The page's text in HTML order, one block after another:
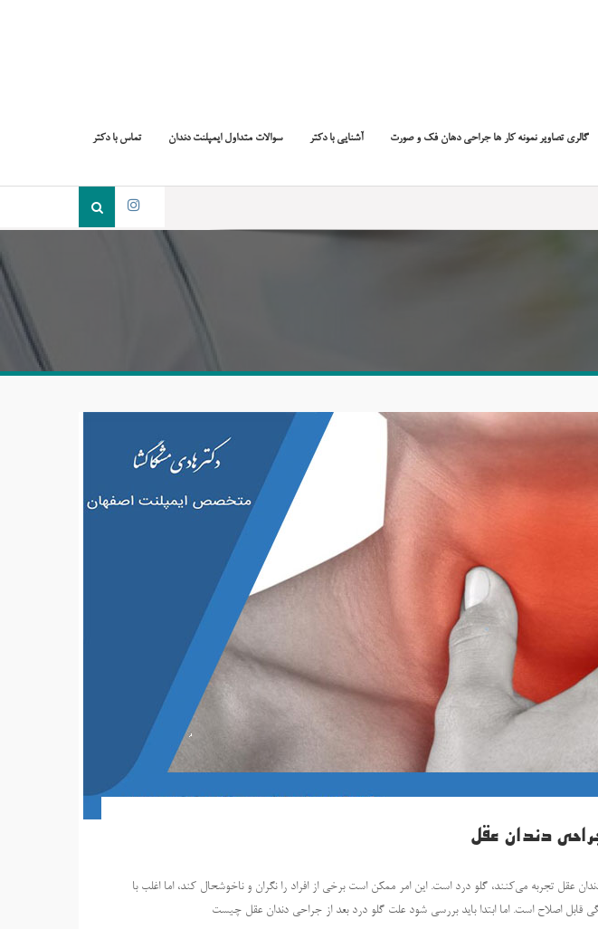
گالری تصاویر نمونه کار ها جراحی دهان فک و صورت آشنایی با دکتر سوالات متداول ایمپلنت دندان تماس با دکتر
دندان عقل
عقل تجربه می‌کنند، گلو درد است. این امر ممکن است برخی از افراد را نگران و ناخوشحال کند، اما اغلب با
قابل اصلاح است. اما ابتدا باید بررسی شود علت گلو درد بعد از جراحی دندان عقل چیست